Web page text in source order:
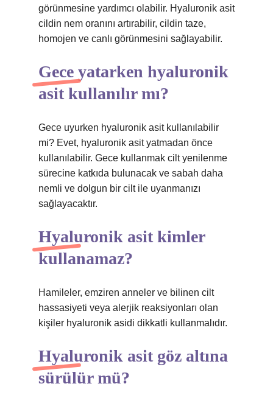
görünmesine yardımcı olabilir. Hyaluronik asit
cildin nem oranını artırabilir, cildin taze,
homojen ve canlı görünmesini sağlayabilir.
Gece yatarken hyaluronik
asit kullanılır mı?
Gece uyurken hyaluronik asit kullanılabilir
mi? Evet, hyaluronik asit yatmadan önce
kullanılabilir. Gece kullanmak cilt yenilenme
sürecine katkıda bulunacak ve sabah daha
nemli ve dolgun bir cilt ile uyanmanızı
sağlayacaktır.
Hyaluronik asit kimler
kullanamaz?
Hamileler, emziren anneler ve bilinen cilt
hassasiyeti veya alerjik reaksiyonları olan
kişiler hyaluronik asidi dikkatli kullanmalıdır.
Hyaluronik asit göz altına
sürülür mü?